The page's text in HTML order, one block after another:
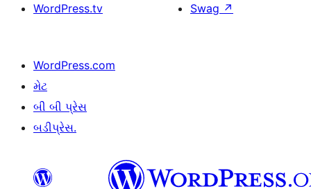
WordPress.tv
Swag ↗
WordPress.com
મેટ
બી બી પ્રેસ
બડીપ્રેસ.